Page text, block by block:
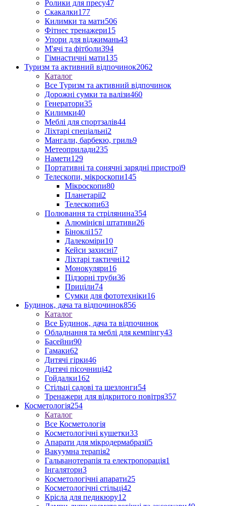
Ролики для пресу47
Скакалки177
Килимки та мати506
Фітнес тренажери15
Упори для віджимань43
М'ячі та фітболи394
Гімнастичні мати135
Туризм та активний відпочинок2062
Каталог
Все Туризм та активний відпочинок
Дорожні сумки та валізи460
Генератори35
Килимки40
Меблі для спортзалів44
Ліхтарі спеціальні2
Мангали, барбекю, гриль9
Метеоприлади235
Намети129
Портативні та сонячні зарядні пристрої9
Телескопи, мікроскопи145
Мікроскопи80
Планетарії2
Телескопи63
Полювання та стрілянина354
Алюмінієві штативи26
Біноклі157
Далекоміри10
Кейси захисні7
Ліхтарі тактичні12
Монокуляри16
Підзорні труби36
Приціли74
Сумки для фототехніки16
Будинок, дача та відпочинок856
Каталог
Все Будинок, дача та відпочинок
Обладнання та меблі для кемпінгу43
Басейни90
Гамаки62
Дитячі гірки46
Дитячі пісочниці42
Гойдалки162
Стільці садові та шезлонги54
Тренажери для відкритого повітря357
Косметологія254
Каталог
Все Косметологія
Косметологічні кушетки33
Апарати для мікродермабразії5
Вакуумна терапія2
Гальванотерапія та електропорація1
Інгалятори3
Косметологічні апарати25
Косметологічні стільці42
Крісла для педикюру12